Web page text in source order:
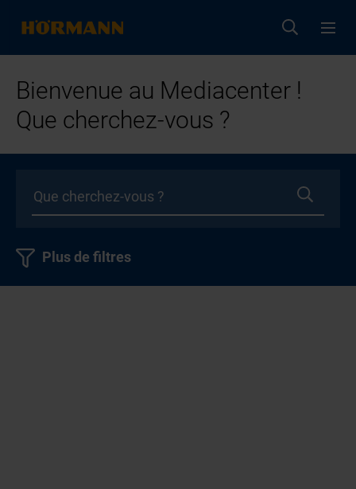
Bienvenue au Mediacenter !
Que cherchez-vous ?
Plus de filtres